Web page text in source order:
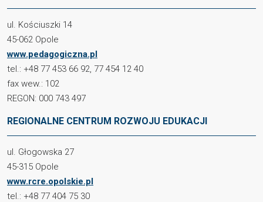
ul. Kościuszki 14
45-062 Opole
www.pedagogiczna.pl
tel.: +48 77 453 66 92, 77 454 12 40
fax wew.: 102
REGON: 000 743 497
REGIONALNE CENTRUM ROZWOJU EDUKACJI
ul. Głogowska 27
45-315 Opole
www.rcre.opolskie.pl
tel.: +48 77 404 75 30